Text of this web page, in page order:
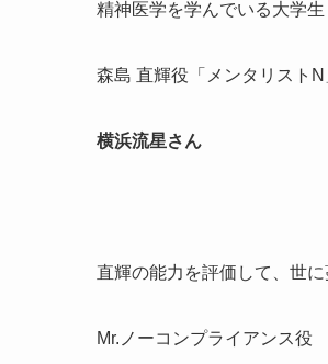
精神医学を学んでいる大学生
森島 直輝役「メンタリストN
横浜流星さん
直輝の能力を評価して、世
Mr.ノーコンプライアンス役